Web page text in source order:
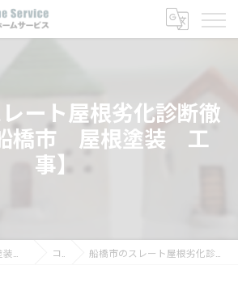
ート屋根劣化診断徹
橋市 屋根塗装 工
事】
コラム 船橋市のスレート屋根劣化診断徹底解説【船橋市 屋根塗装 工事】